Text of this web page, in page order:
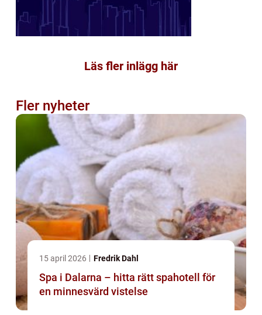
Läs fler inlägg här
Fler nyheter
15 april 2026 Fredrik Dahl
Spa i Dalarna – hitta rätt spahotell för
en minnesvärd vistelse